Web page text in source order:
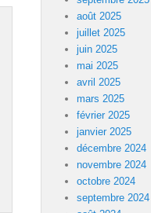
août 2025
juillet 2025
juin 2025
mai 2025
avril 2025
mars 2025
février 2025
janvier 2025
décembre 2024
novembre 2024
octobre 2024
septembre 2024